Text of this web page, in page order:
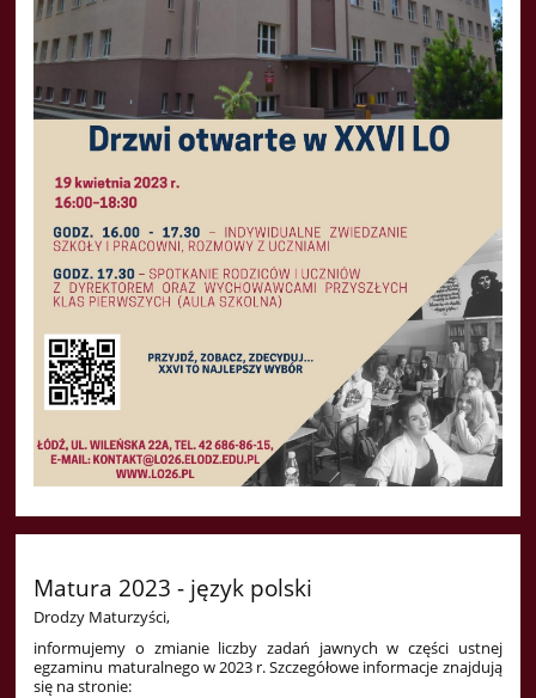
Matura 2023 - język polski
Drodzy Maturzyści,
informujemy o zmianie liczby zadań jawnych w części ustnej
egzaminu maturalnego w 2023 r. Szczegółowe informacje znajdują
się na stronie: